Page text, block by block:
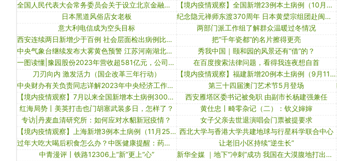
全国人民代表大会常务委员会关于设立北京金融法院的决定
【境内疫情观察】全国新增23例本土病例（10月27日）
日本黑道风俗店女老板
纪念隐元禅师东渡370周年 日本黄檗宗组团赴闽拜塔礼祖
意大利电信成为空头目标
两部门派工作组了解群众温暖过冬情况
西安连续两日新增少于百例 社会层面检出病例比例下降
把“千年瓷都”的名片擦得更亮
中央气象台继续发布大雾黄色预警 江苏河南湖北局地有特强浓雾
秀我中国｜颐和园的风景还有“借”的？
一图读懂|豫园股份2023年营收超581亿元，公司各项主营业务稳步发展
在百度搜索法律问题，看得我连夜想自首
刀刃向内 激发活力（国企改革三年行动）
【境内疫情观察】福建新增20例本土病例（9月11日）
中央财办有关负责同志详解2023年中央经济工作会议精神
第三十四届澳门艺术节5月登场
【境内疫情观察】7月以来全国新增本土病例3000例（11月10日）
西安雁塔区委书记被免职 由副市长杨建强兼任
红海局势丨美英打击也门胡塞武装多日，怎样了？
黄仕忠丨畸零杂记（二）：钦义婶婶
专访|丹麦血清研究所：如何应对水貂新冠疫情？
女子父亲去世退演唱会门票被提要求
【境内疫情观察】上海新增3例本土病例（11月25日） 西北大学与香港大学共建地球与行星科学联合中心
过年大吃大喝后积食怎么办？中医健康提醒：药膳保驾护航
让老旧小区持续“逆生长”
中青漫评丨铁路12306上“新”更上“心”
新华全媒 ｜地下“冲刺”成功 我国在大漠腹地打出首口万米深井